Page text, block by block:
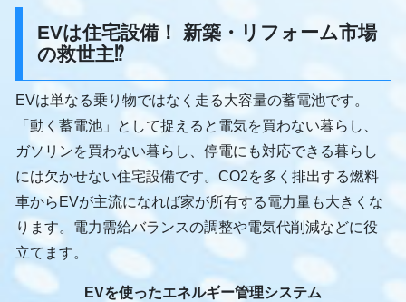
EVは住宅設備！ 新築・リフォーム市場
の救世主⁉
EVは単なる乗り物ではなく走る大容量の蓄電池です。
「動く蓄電池」として捉えると電気を買わない暮らし、
ガソリンを買わない暮らし、停電にも対応できる暮らし
には欠かせない住宅設備です。CO2を多く排出する燃料
車からEVが主流になれば家が所有する電力量も大きくな
ります。電力需給バランスの調整や電気代削減などに役
立てます。
EVを使ったエネルギー管理システム